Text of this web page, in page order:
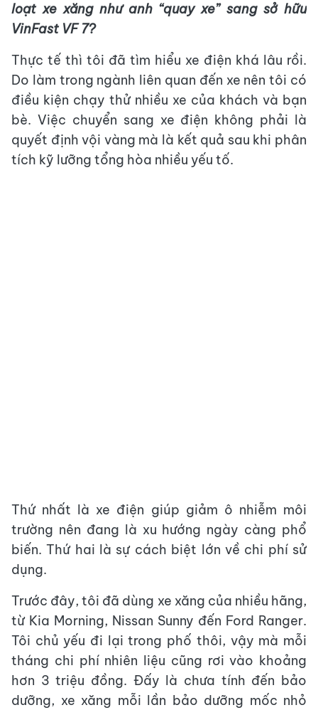
loạt xe xăng như anh “quay xe” sang sở hữu
VinFast VF 7?
Thực tế thì tôi đã tìm hiểu xe điện khá lâu rồi.
Do làm trong ngành liên quan đến xe nên tôi có
điều kiện chạy thử nhiều xe của khách và bạn
bè. Việc chuyển sang xe điện không phải là
quyết định vội vàng mà là kết quả sau khi phân
tích kỹ lưỡng tổng hòa nhiều yếu tố.
Thứ nhất là xe điện giúp giảm ô nhiễm môi
trường nên đang là xu hướng ngày càng phổ
biến. Thứ hai là sự cách biệt lớn về chi phí sử
dụng.
Trước đây, tôi đã dùng xe xăng của nhiều hãng,
từ Kia Morning, Nissan Sunny đến Ford Ranger.
Tôi chủ yếu đi lại trong phố thôi, vậy mà mỗi
tháng chi phí nhiên liệu cũng rơi vào khoảng
hơn 3 triệu đồng. Đấy là chưa tính đến bảo
dưỡng, xe xăng mỗi lần bảo dưỡng mốc nhỏ